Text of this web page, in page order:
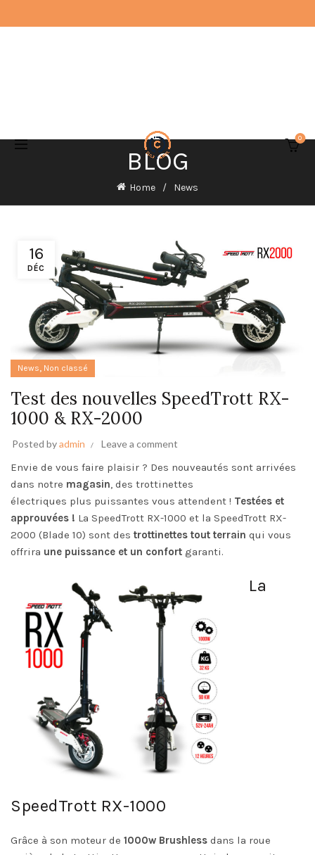
0
BLOG
Home News
16
DÉC
News, Non classé
Test des nouvelles SpeedTrott RX-
1000 & RX-2000
Posted byadmin Leave a comment
Envie de vous faire plaisir ? Des nouveautés sont arrivées
dans notre magasin , des trottinettes
électriques plus puissantes vous attendent ! Testées et
approuvées ! La SpeedTrott RX-1000 et la SpeedTrott RX-
2000 (Blade 10) sont des trottinettes tout terrain qui vous
offrira une puissance et un confort garanti.
La
SpeedTrott RX-1000
Grâce à son moteur de 1000w Brushless dans la roue